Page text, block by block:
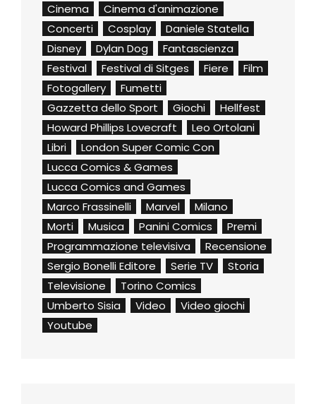
Cinema
Cinema d'animazione
Concerti
Cosplay
Daniele Statella
Disney
Dylan Dog
Fantascienza
Festival
Festival di Sitges Fiere
Film
Fotogallery
Fumetti
Gazzetta dello Sport
Giochi
Hellfest
Howard Phillips Lovecraft
Leo Ortolani
Libri
London Super Comic Con
Lucca Comics & Games
Lucca Comics and Games
Marco Frassinelli
Marvel
Milano
Morti
Musica Panini Comics
Premi
Programmazione televisiva
Recensione
Sergio Bonelli Editore
Serie TV
Storia
Televisione
Torino Comics
Umberto Sisia
Video
Video giochi
Youtube